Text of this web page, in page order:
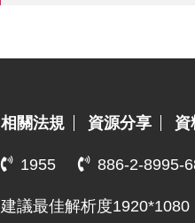
:::
相關法規 資源分享 資
1955 886-2-8995-
建議最佳解析度